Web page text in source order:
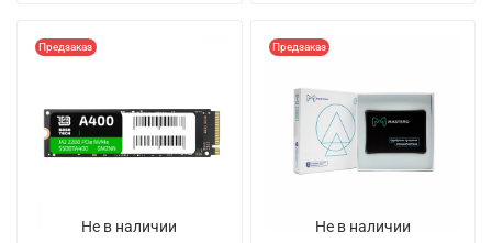
Не в наличии
Предзаказ
Не в наличии
Предзаказ